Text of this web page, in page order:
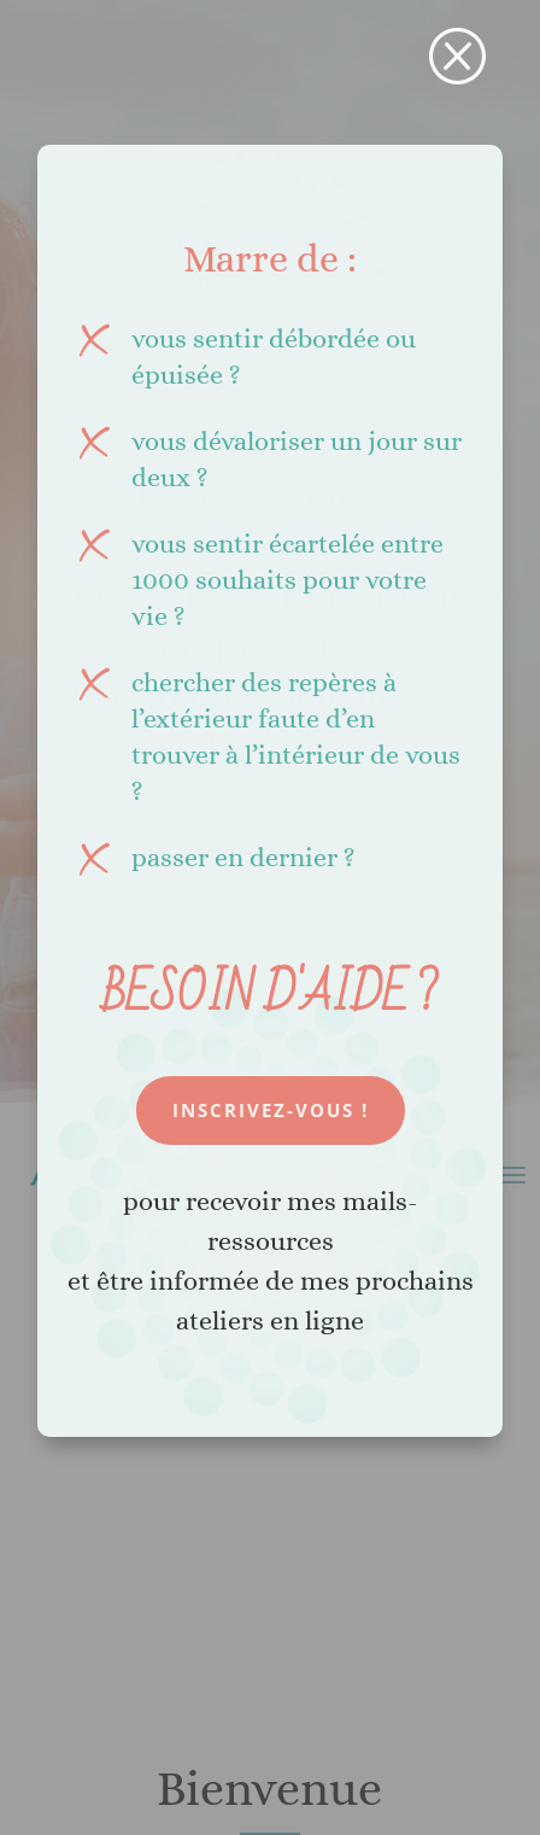
Pour les femmes
(et les mamans)
qui veulent trouver leur
dans tous les domaines de
leur vie
CONTACT
MES ACCOMPAGNEMENTS
Bienvenue
Q
Marre de :
vous sentir débordée ou
épuisée ?
vous dévaloriser un jour sur
deux ?
vous sentir écartelée entre
1000 souhaits pour votre
vie ?
chercher des repères à
l’extérieur faute d’en
trouver à l’intérieur de vous
?
passer en dernier ?
BESOIN D'AIDE ?
INSCRIVEZ-VOUS !
pour recevoir mes mails-
ressources
et être informée de mes prochains
ateliers en ligne